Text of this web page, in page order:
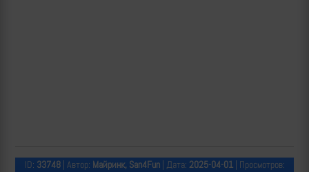
ID: 33748| Автор: Майринк, San4Fun| Дата: 2025-04-01| Просмотров: